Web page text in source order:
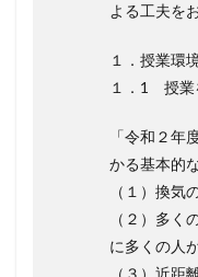
よる工夫を
１．授業環
１．1 授業
「令和２年
かる基本的
（１）換気
（２）多く
に多くの人